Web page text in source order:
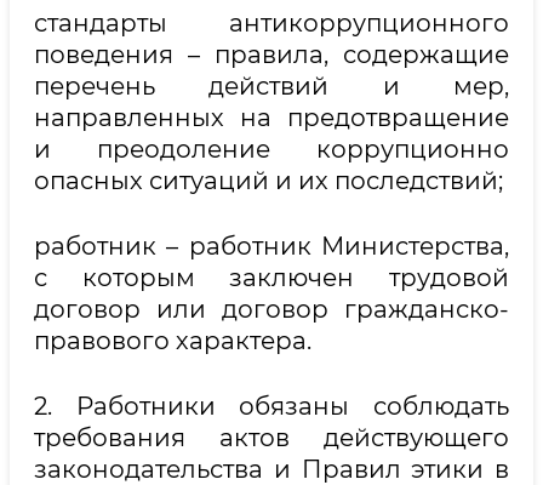
стандарты антикоррупционного
поведения – правила, содержащие
перечень действий и мер,
направленных на предотвращение
и преодоление коррупционно
опасных ситуаций и их последствий;
работник – работник Министерства,
с которым заключен трудовой
договор или договор гражданско-
правового характера.
2. Работники обязаны соблюдать
требования актов действующего
законодательства и Правил этики в